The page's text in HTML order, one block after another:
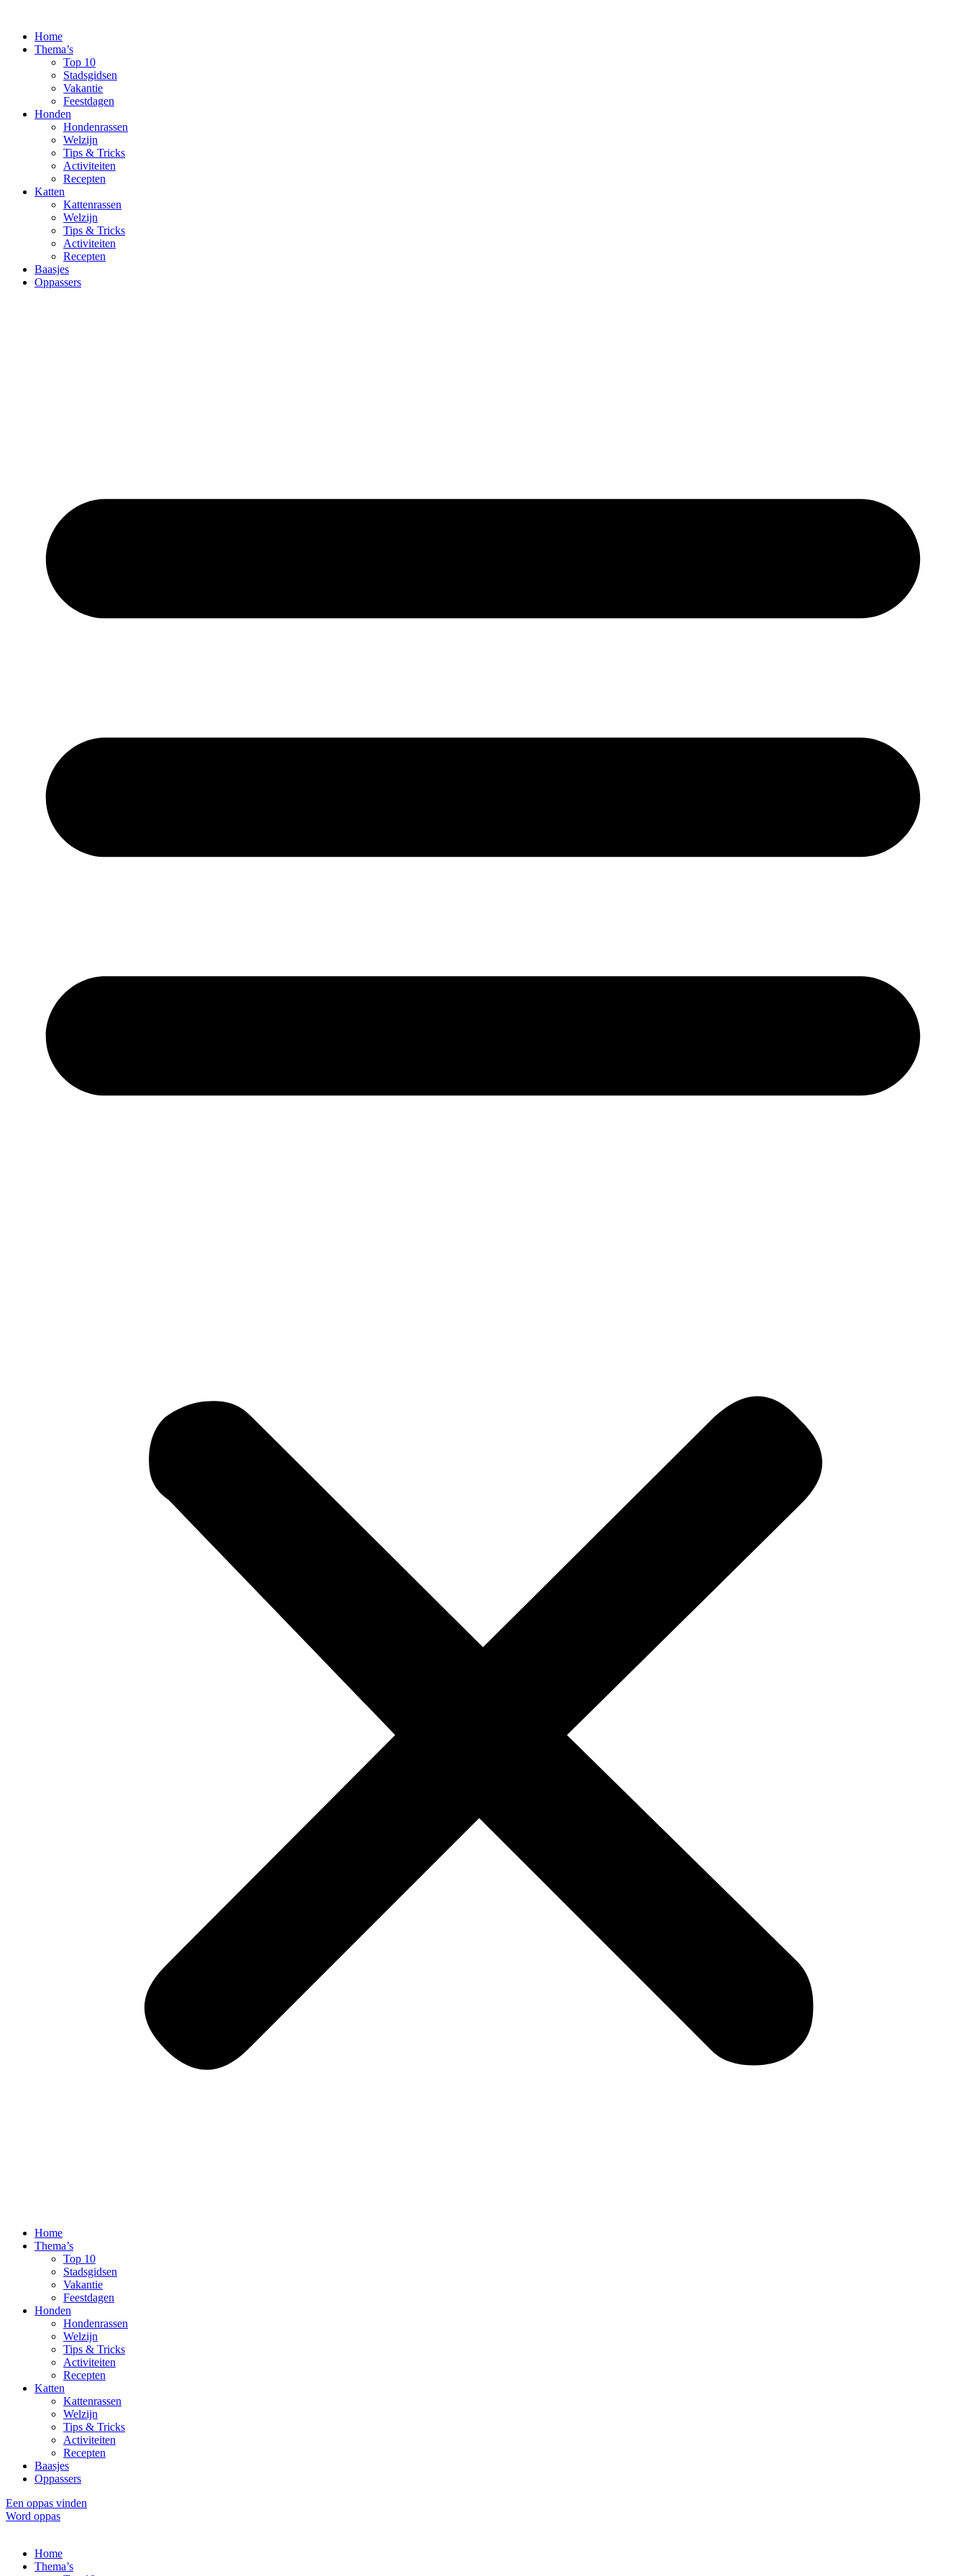
inhoud
Home
Thema’s
Top 10
Stadsgidsen
Vakantie
Feestdagen
Honden
Hondenrassen
Welzijn
Tips & Tricks
Activiteiten
Recepten
Katten
Kattenrassen
Welzijn
Tips & Tricks
Activiteiten
Recepten
Baasjes
Oppassers
Home
Thema’s
Top 10
Stadsgidsen
Vakantie
Feestdagen
Honden
Hondenrassen
Welzijn
Tips & Tricks
Activiteiten
Recepten
Katten
Kattenrassen
Welzijn
Tips & Tricks
Activiteiten
Recepten
Baasjes
Oppassers
Een oppas vinden
Word oppas
Home
Thema’s